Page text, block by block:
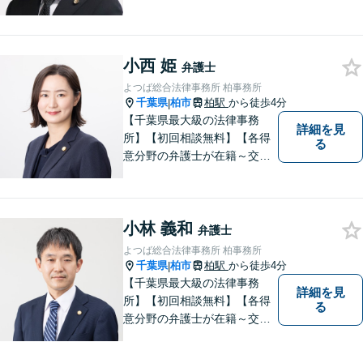
小西 姫 弁護士
よつば総合法律事務所 柏事務所
千葉県|柏市 柏駅 から徒歩4分
【千葉県最大級の法律事務
所】【初回相談無料】【各得
意分野の弁護士が在籍～交通
詳細を見
る
小林 義和 弁護士
よつば総合法律事務所 柏事務所
千葉県|柏市 柏駅 から徒歩4分
【千葉県最大級の法律事務
所】【初回相談無料】【各得
意分野の弁護士が在籍～交通
詳細を見
る